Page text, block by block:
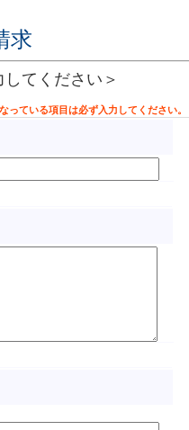
求
てください＞